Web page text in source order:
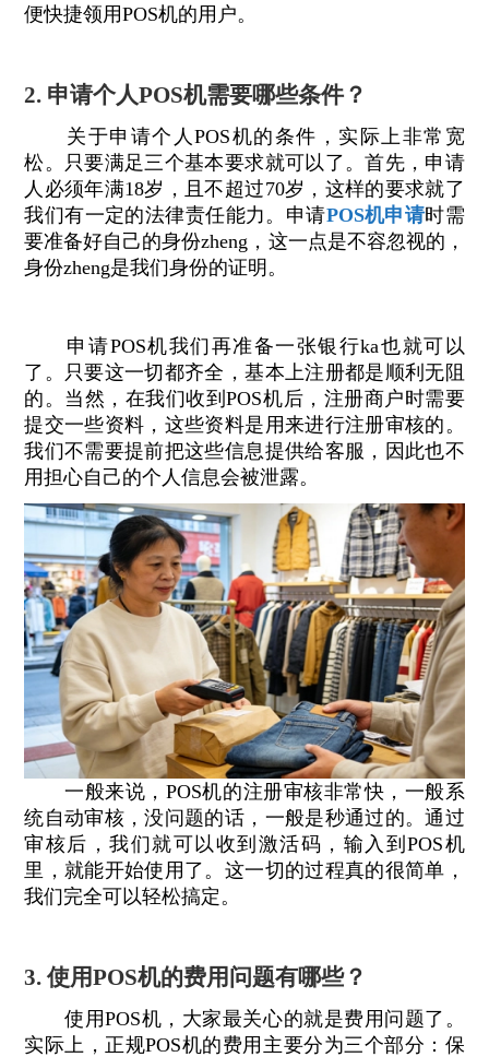
便快捷领用POS机的用户。
2. 申请个人POS机需要哪些条件？
关于申请个人POS机的条件，实际上非常宽
松。只要满足三个基本要求就可以了。首先，申请
人必须年满18岁，且不超过70岁，这样的要求就了
我们有一定的法律责任能力。申请POS机申请时需
要准备好自己的身份zheng，这一点是不容忽视的，
身份zheng是我们身份的证明。
申请POS机我们再准备一张银行ka也就可以
了。只要这一切都齐全，基本上注册都是顺利无阻
的。当然，在我们收到POS机后，注册商户时需要
提交一些资料，这些资料是用来进行注册审核的。
我们不需要提前把这些信息提供给客服，因此也不
用担心自己的个人信息会被泄露。
一般来说，POS机的注册审核非常快，一般系
统自动审核，没问题的话，一般是秒通过的。通过
审核后，我们就可以收到激活码，输入到POS机
里，就能开始使用了。这一切的过程真的很简单，
我们完全可以轻松搞定。
3. 使用POS机的费用问题有哪些？
使用POS机，大家最关心的就是费用问题了。
实际上，正规POS机的费用主要分为三个部分：保